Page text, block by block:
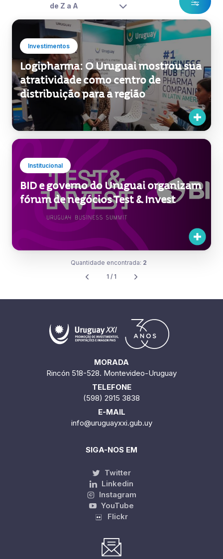
de Z a A
Investimentos
Logipharma: O Uruguai mostrou sua
atratividade como centro de
distribuição para a região
Institucional
BID e governo do Uruguai organizam
fórum de negócios Test & Invest
Quantidade encontrada: 2
1 / 1
MORADA
Rincón 518-528. Montevideo-Uruguay
TELEFONE
(598) 2915 3838
E-MAIL
info@uruguayxxi.gub.uy
SIGA-NOS EM
Twitter
Linkedin
Instagram
YouTube
Flickr